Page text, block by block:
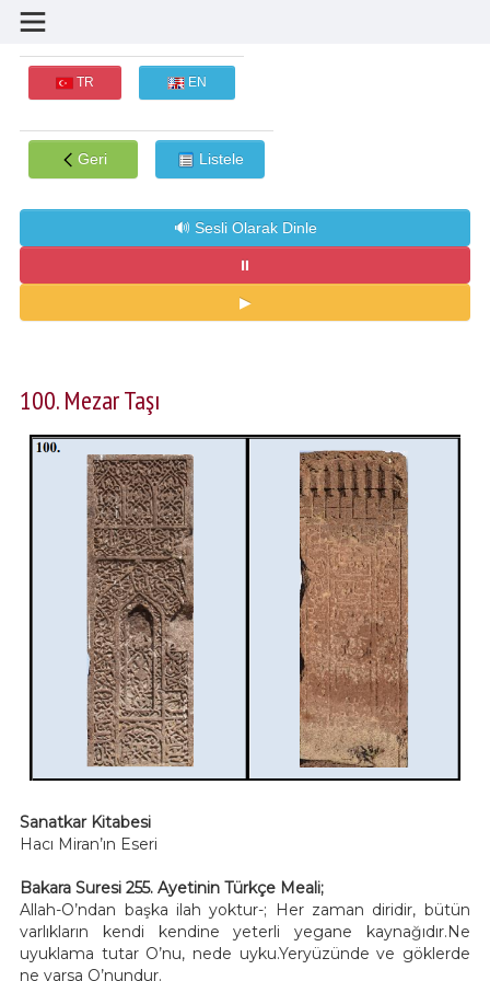
TR EN
Geri Listele
100. Mezar Taşı
Sanatkar Kitabesi
Hacı Miran’ın Eseri
Bakara Suresi 255. Ayetinin Türkçe Meali;
Allah-O’ndan başka ilah yoktur-; Her zaman diridir, bütün
varlıkların kendi kendine yeterli yegane kaynağıdır.Ne
uyuklama tutar O’nu, nede uyku.Yeryüzünde ve göklerde
ne varsa O’nundur.